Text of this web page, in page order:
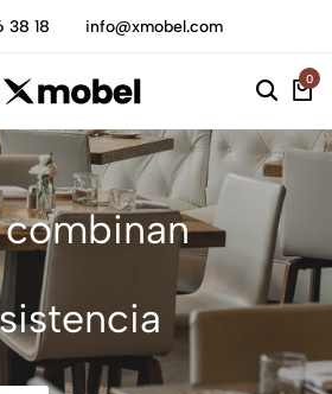
38 18 info@xmobel.com
0